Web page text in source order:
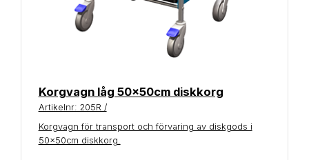
Korgvagn låg 50x50cm diskkorg
Artikelnr: 205R /
Korgvagn för transport och förvaring av diskgods i
50x50cm diskkorg.